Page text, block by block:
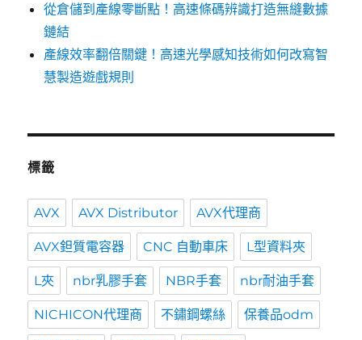
從倉儲到產線零斷點！高速條碼辨識打造無縫數據
鏈結
產線效率翻倍關鍵！高速光學感知技術如何改寫智
慧製造遊戲規則
標籤
AVX AVX Distributor AVX代理商
AVX鉭質電容器 CNC 自動車床 L型資料夾
L夾 nbr乳膠手套 NBR手套 nbr耐油手套
NICHICON代理商 不鏽鋼螺絲 保養品odm